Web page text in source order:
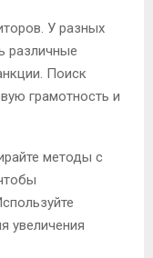
У разных
различные
Поиск
грамотность и
методы с
увеличения